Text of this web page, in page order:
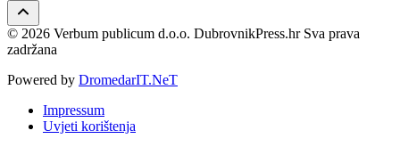
© 2026 Verbum publicum d.o.o. DubrovnikPress.hr Sva prava
zadržana
Powered by DromedarIT.NeT
Impressum
Uvjeti korištenja